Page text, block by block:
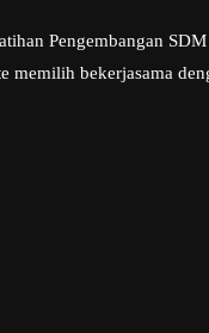
Pengembangan
memilih bekerjasama